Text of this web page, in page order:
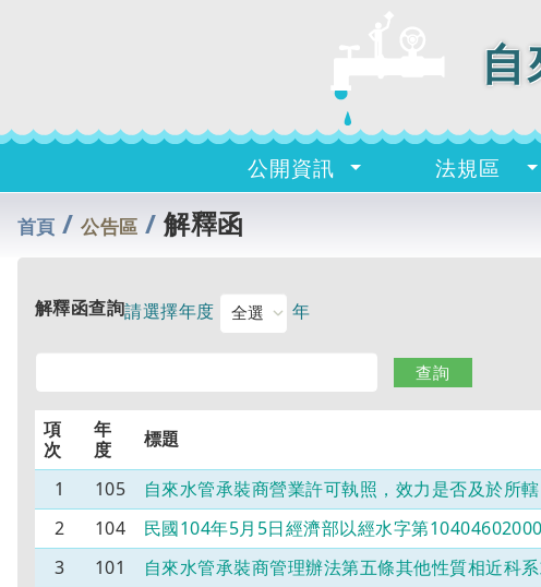
公開資訊 法規區
首頁 /公告區 /解釋函
解釋函查詢請選擇年度 年
項
次
年
度
標題
1
105
自來水管承裝商營業許可執照，效力是否及於所轄
2
104
民國104年5月5日經濟部以經水字第
3
101
自來水管承裝商管理辦法第五條其他性質相近科